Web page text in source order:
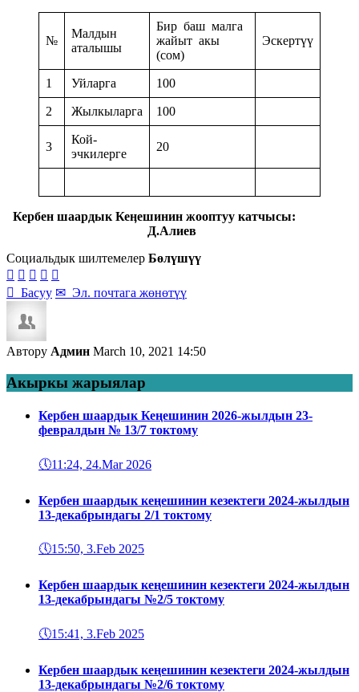
№
Малдын
аталышы
Бир баш малга
жайыт акы
(сом)
Эскертүү
1 Уйларга 100
2 Жылкыларга 100
3
Кой-
эчкилерге
20
Кербен шаардык Кеӊешинин жооптуу катчысы:
Д.Алиев
Социальдык шилтемелер Бөлүшүү
    
 Басуу ✉ Эл. почтага жөнөтүү
Автору Админ March 10, 2021 14:50
Акыркы жарыялар
Кербен шаардык Кеңешинин 2026-жылдын 23-
февралдын № 13/7 токтому
🕔11:24, 24.Mar 2026
Кербен шаардык кеңешинин кезектеги 2024-жылдын
13-декабрындагы 2/1 токтому
🕔15:50, 3.Feb 2025
Кербен шаардык кеңешинин кезектеги 2024-жылдын
13-декабрындагы №2/5 токтому
🕔15:41, 3.Feb 2025
Кербен шаардык кеңешинин кезектеги 2024-жылдын
13-декабрындагы №2/6 токтому